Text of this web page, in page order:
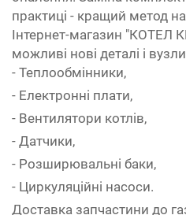
практиці - кращий метод
Інтернет-магазин "КОТЕЛ
можливі нові деталі і
- Теплообмінники,
- Електронні плати,
- Вентилятори котлів,
- Датчики,
- Розширювальні баки,
- Циркуляційні насоси.
Доставка запчастини до